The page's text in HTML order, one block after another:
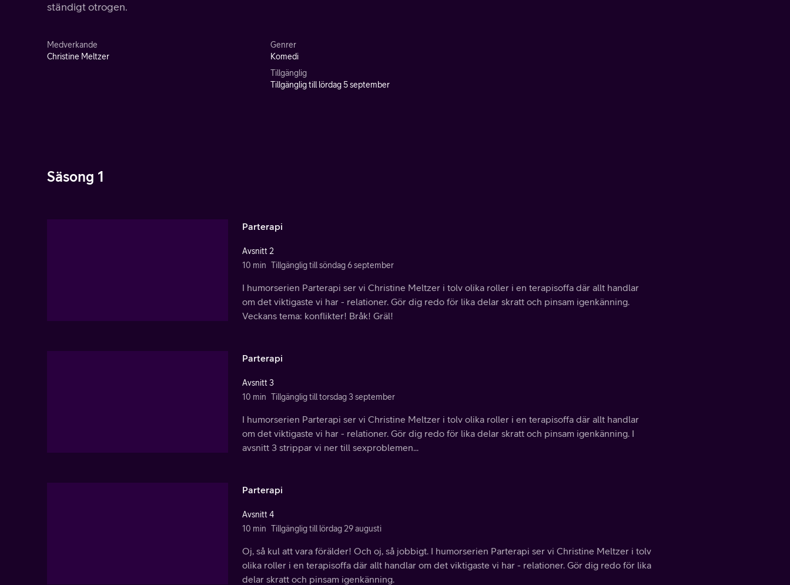
ständigt otrogen.
Medverkande
Christine Meltzer
Genrer
Komedi
Tillgänglig
Tillgänglig till lördag 5 september
Säsong 1
Parterapi
Avsnitt 2
10 min Tillgänglig till söndag 6 september
I humorserien Parterapi ser vi Christine Meltzer i tolv olika roller i en terapisoffa där allt handlar
om det viktigaste vi har - relationer. Gör dig redo för lika delar skratt och pinsam igenkänning.
Veckans tema: konflikter! Bråk! Gräl!
Parterapi
Avsnitt 3
10 min Tillgänglig till torsdag 3 september
I humorserien Parterapi ser vi Christine Meltzer i tolv olika roller i en terapisoffa där allt handlar
om det viktigaste vi har - relationer. Gör dig redo för lika delar skratt och pinsam igenkänning. I
avsnitt 3 strippar vi ner till sexproblemen...
Parterapi
Avsnitt 4
10 min Tillgänglig till lördag 29 augusti
Oj, så kul att vara förälder! Och oj, så jobbigt. I humorserien Parterapi ser vi Christine Meltzer i tolv
olika roller i en terapisoffa där allt handlar om det viktigaste vi har - relationer. Gör dig redo för lika
delar skratt och pinsam igenkänning.